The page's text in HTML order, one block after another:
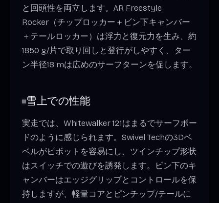
と回頭性を両立します。AR Freestyle
Rocker（チップロッカー＋ビン下キャンバー
＋テールロッカー）は浮力と復元力を生み、約
1850 g/片で取り回しと登行がしやすく、ター
ン半径18 mは広めのサーフターンを促します。
雪上での性能
実走では、Whitewalker 121はまるでサーフボー
ドのように感じられます。Swivel Techの3Dベ
ベルがピボットを容易にし、ツインチップ形状
はスイッチでの遊びを誘発します。ビン下のキ
ャンバーはエッジグリップとコントロールを保
持しますが、軽量コアとピンチップ/テールに